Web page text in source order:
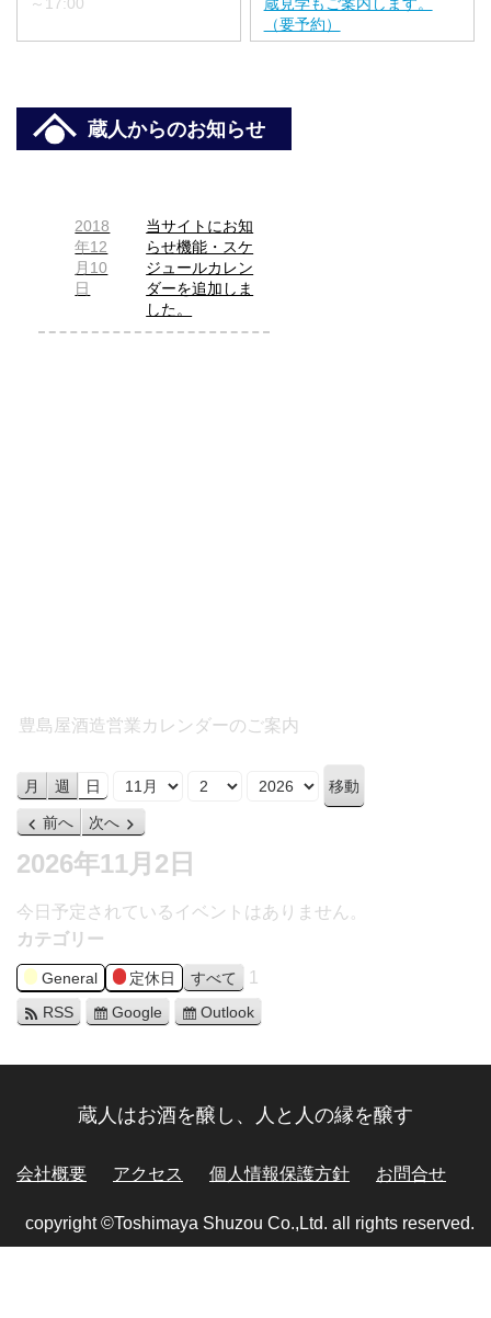
（要予約）
蔵人からのお知らせ
2018
年12
月10
日
当サイトにお知
らせ機能・スケ
ジュールカレン
ダーを追加しま
した。
豊島屋酒造営業カレンダーのご案内
月 週 日 月 日 年
前へ 次へ
2026年11月2日
今日予定されているイベントはありません。
カテゴリー
General 定休日 すべて 1
RSS Google Outlook
蔵人はお酒を醸し、人と人の縁を醸す
会社概要 アクセス 個人情報保護方針 お問合せ
copyright ©Toshimaya Shuzou Co.,Ltd. all rights reserved.